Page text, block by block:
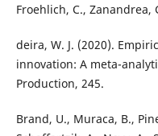
Froehlich, C., Zanandrea,
deira, W. J. (2020).
innovation: A meta-
Production, 245.
Brand, U., Muraca, B.,